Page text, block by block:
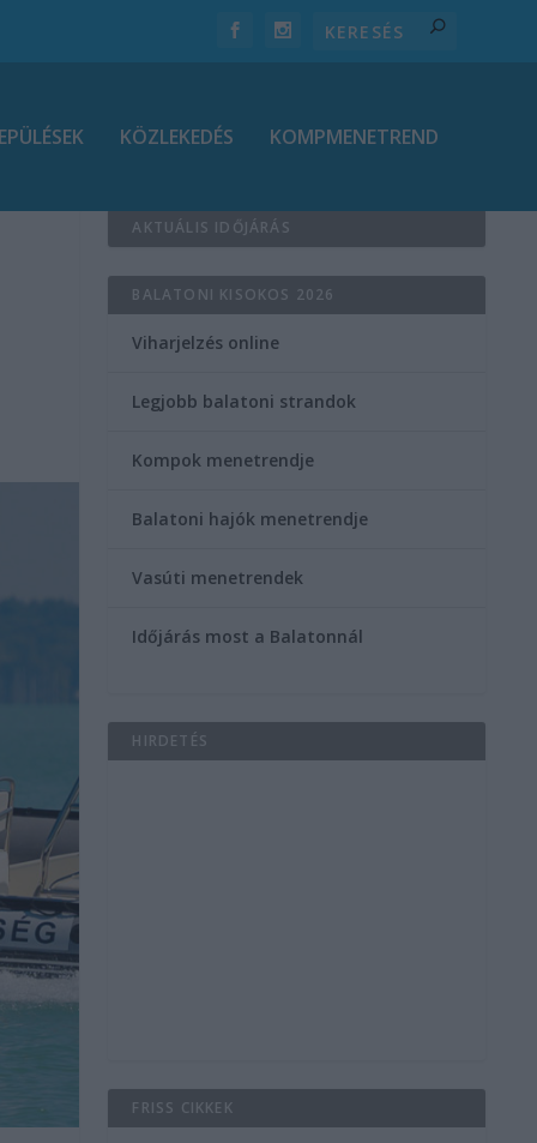
KÖZLEKEDÉS KOMPMENETREND
AKTUÁLIS IDŐJÁRÁS
BALATONI KISOKOS 2026
Viharjelzés online
Legjobb balatoni strandok
Kompok menetrendje
Balatoni hajók menetrendje
Vasúti menetrendek
Időjárás most a Balatonnál
HIRDETÉS
FRISS CIKKEK